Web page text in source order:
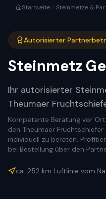
Startseite Steinmetze &
Autorisierter
Steinmetz
Ihr autorisierter
Theumaer
Kompetente Beratung vor
den Theumaer
individuell zu beraten.
bei Bestellung über den
ca. 252 km Luftlinie vom